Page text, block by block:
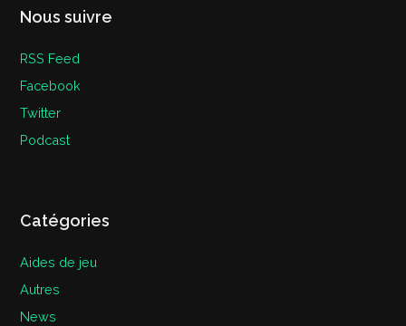
Nous suivre
RSS Feed
Facebook
Twitter
Podcast
Catégories
Aides de jeu
Autres
News